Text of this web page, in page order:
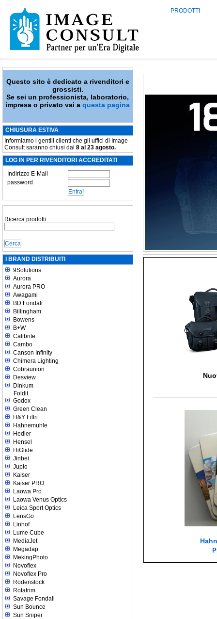
PRODOTTI
Questo sito è dedicato a rivenditori e
grossisti.
Se sei un professionista, laboratorio,
impresa o privato vai aquesta pagina
CHIUSURA ESTIVA
Informiamo i gentili clienti che gli uffici di Image
Consult saranno chiusi dal 8 al 23 agosto.
LOG IN PER RIVENDITORI ACCREDITATI
Indirizzo E-Mail
password
Ricerca prodotti
I BRAND DISTRIBUITI
9Solutions
Aurora
Aurora PRO
Awagami
BD Fondali
Billingham
Bowens
B+W
Calibrite
Cambo
Canson Infinity
Chimera Lighting
Cobraunion
Desview
Dinkum
Foldit
Godox
Green Clean
H&Y Filtri
Hahnemuhle
Hedler
Hensel
HiGlide
Jinbei
Jupio
Kaiser
Kaiser PRO
Laowa Pro
Laowa Venus Optics
Leica Sport Optics
LensGo
Linhof
Lume Cube
MediaJet
Megadap
MekingPhoto
Novoflex
Novoflex Pro
Rodenstock
Rotatrim
Savage Fondali
Sun Bounce
Sun Sniper